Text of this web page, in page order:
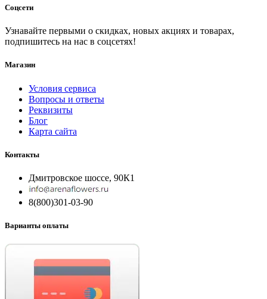
Соцсети
Узнавайте первыми о скидках, новых акциях и товарах,
подпишитесь на нас в соцсетях!
Магазин
Условия сервиса
Вопросы и ответы
Реквизиты
Блог
Карта сайта
Контакты
Дмитровское шоссе, 90К1
8(800)301-03-90
Варианты оплаты